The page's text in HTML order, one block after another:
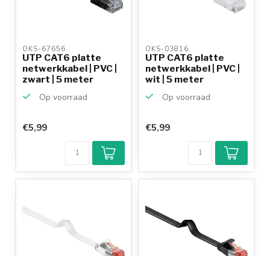
OKS-67656
UTP CAT6 platte
netwerkkabel | PVC |
zwart | 5 meter
Op voorraad
€5,99
OKS-03816
UTP CAT6 platte
netwerkkabel | PVC |
wit | 5 meter
Op voorraad
€5,99